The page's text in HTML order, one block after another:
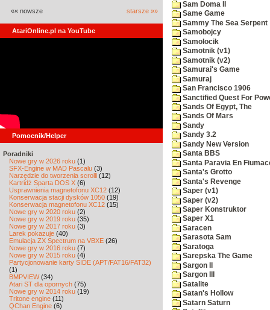
«« nowsze starsze »»
AtariOnline.pl na YouTube
Pomocnik/Helper
Poradniki
Nowe gry w 2026 roku (1)
SFX-Engine w MAD Pascalu (3)
Narzędzie do tworzenia scrolli (12)
Kartridż Sparta DOS X (6)
Usprawnienia magnetofonu XC12 (12)
Konserwacja stacji dysków 1050 (19)
Konserwacja magnetofonu XC12 (15)
Nowe gry w 2020 roku (2)
Nowe gry w 2019 roku (35)
Nowe gry w 2017 roku (3)
Larek pokazuje (40)
Emulacja ZX Spectrum na VBXE (26)
Nowe gry w 2016 roku (7)
Nowe gry w 2015 roku (4)
Partycjonowanie karty SIDE (APT/FAT16/FAT32)
(1)
BMPVIEW(34)
Atari ST dla opornych (75)
Nowe gry w 2014 roku (19)
Tritone engine (11)
QChan Engine (6)
Sam Doma II
Same Game
Sammy The Sea Serpent
Samobojcy
Samolocik
Samotnik (v1)
Samotnik (v2)
Samurai's Game
Samuraj
San Francisco 1906
Sanctified Quest For
Sands Of Egypt, The
Sands Of Mars
Sandy
Sandy 3.2
Sandy New Version
Santa BBS
Santa Paravia En
Santa's Grotto
Santa's Revenge
Saper (v1)
Saper (v2)
Saper Konstruktor
Saper X1
Saracen
Sarasota Sam
Saratoga
Sarepska The Game
Sargon II
Sargon III
Satalite
Satan's Hollow
Satarn Saturn